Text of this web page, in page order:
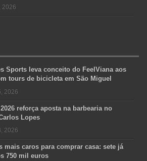
2026
Sports leva conceito do FeelViana aos
tours de bicicleta em São Miguel
2026
2026 reforça aposta na barbearia no
Lopes
2026
mais caros para comprar casa: sete já
750 mil euros